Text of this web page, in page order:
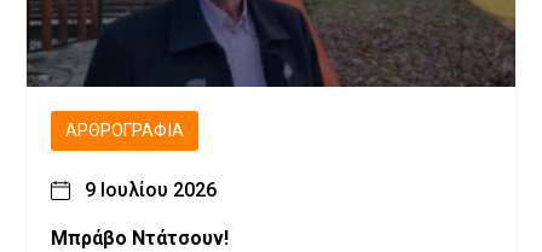
ΑΡΘΡΟΓΡΑΦΊΑ
9 Ιουλίου 2026
Μπράβο Ντάτσουν!